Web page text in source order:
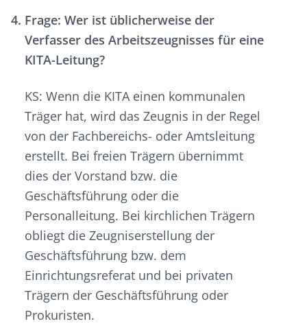
Frage: Wer ist üblicherweise der
Verfasser des Arbeitszeugnisses für eine
KITA-Leitung?
KS: Wenn die KITA einen kommunalen
Träger hat, wird das Zeugnis in der Regel
von der Fachbereichs- oder Amtsleitung
erstellt. Bei freien Trägern übernimmt
dies der Vorstand bzw. die
Geschäftsführung oder die
Personalleitung. Bei kirchlichen Trägern
obliegt die Zeugniserstellung der
Geschäftsführung bzw. dem
Einrichtungsreferat und bei privaten
Trägern der Geschäftsführung oder
Prokuristen.